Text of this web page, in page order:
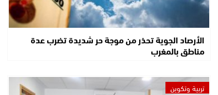
الأرصاد الجوية تحذر من موجة حر شديدة تضرب عدة
مناطق بالمغرب
تربية وتكوين